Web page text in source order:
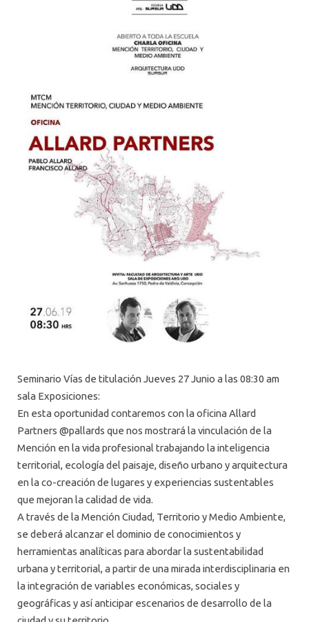
Seminario Vías de titulación Jueves 27 Junio a las 08:30 am
sala Exposiciones:
En esta oportunidad contaremos con la oficina Allard
Partners @pallards que nos mostrará la vinculación de la
Mención en la vida profesional trabajando la inteligencia
territorial, ecología del paisaje, diseño urbano y arquitectura
en la co-creación de lugares y experiencias sustentables
que mejoran la calidad de vida.
A través de la Mención Ciudad, Territorio y Medio Ambiente,
se deberá alcanzar el dominio de conocimientos y
herramientas analíticas para abordar la sustentabilidad
urbana y territorial, a partir de una mirada interdisciplinaria en
la integración de variables económicas, sociales y
geográficas y así anticipar escenarios de desarrollo de la